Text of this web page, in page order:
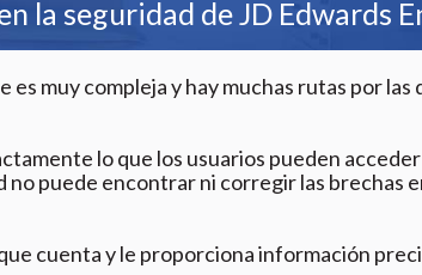
la seguridad de JD Edwards
muy compleja y hay muchas rutas por las
lo que los usuarios pueden
no puede encontrar ni corregir las brechas
cuenta y le proporciona información